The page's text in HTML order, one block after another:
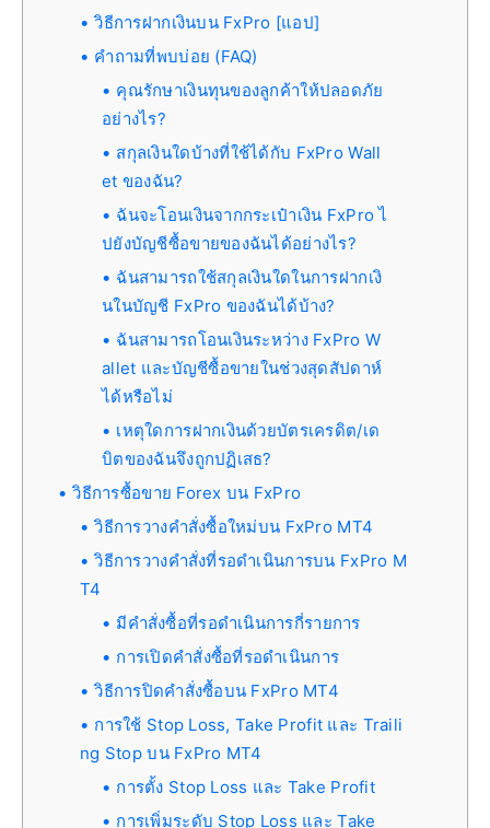
วิธีการฝากเงินบน FxPro [แอป]
คำถามที่พบบ่อย (FAQ)
คุณรักษาเงินทุนของลูกค้าให้ปลอดภัย
อย่างไร?
สกุลเงินใดบ้างที่ใช้ได้กับ FxPro Wall
et ของฉัน?
ฉันจะโอนเงินจากกระเป๋าเงิน FxPro ไ
ปยังบัญชีซื้อขายของฉันได้อย่างไร?
ฉันสามารถใช้สกุลเงินใดในการฝากเงิ
นในบัญชี FxPro ของฉันได้บ้าง?
ฉันสามารถโอนเงินระหว่าง FxPro W
allet และบัญชีซื้อขายในช่วงสุดสัปดาห์
ได้หรือไม่
เหตุใดการฝากเงินด้วยบัตรเครดิต/เด
บิตของฉันจึงถูกปฏิเสธ?
วิธีการซื้อขาย Forex บน FxPro
วิธีการวางคำสั่งซื้อใหม่บน FxPro MT4
วิธีการวางคำสั่งที่รอดำเนินการบน FxPro M
T4
มีคำสั่งซื้อที่รอดำเนินการกี่รายการ
การเปิดคำสั่งซื้อที่รอดำเนินการ
วิธีการปิดคำสั่งซื้อบน FxPro MT4
การใช้ Stop Loss, Take Profit และ Traili
ng Stop บน FxPro MT4
การตั้ง Stop Loss และ Take Profit
การเพิ่มระดับ Stop Loss และ Take